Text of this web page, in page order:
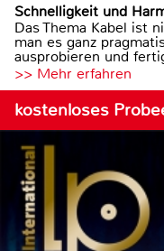
Schnelligkeit und
Das Thema Kabel ist
man es ganz
ausprobieren und
>> Mehr erfahren
kostenloses